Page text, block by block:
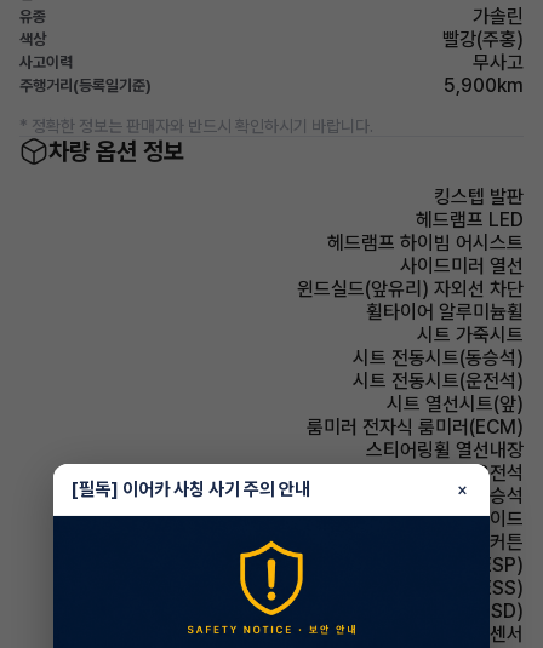
유종 가솔린
색상 빨강(주홍)
사고이력 무사고
주행거리(등록일기준) 5,900km
* 정확한 정보는 판매자와 반드시 확인하시기 바랍니다.
차량 옵션 정보
킹스텝 발판
헤드램프 LED
헤드램프 하이빔 어시스트
사이드미러 열선
윈드실드(앞유리) 자외선 차단
휠타이어 알루미늄휠
시트 가죽시트
시트 전동시트(동승석)
시트 전동시트(운전석)
시트 열선시트(앞)
룸미러 전자식 룸미러(ECM)
스티어링휠 열선내장
에어백 운전석
에어백 동승석
에어백 사이드
에어백 커튼
주행안전 차체자세제어장치(VDC,ESC,ESP)
주행안전 급제동경보시스템(ESS)
주행안전 후측방경보시스템(BSD)
주차보조 후방감지센서
[필독] 이어카 사칭 사기 주의 안내 ×